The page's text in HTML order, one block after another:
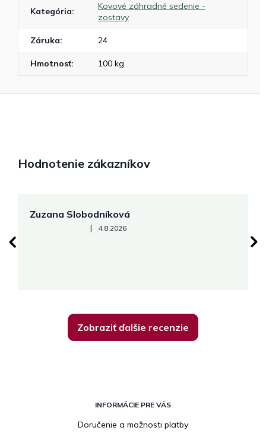
Kategória:
Kovové záhradné sedenie -
zostavy
Záruka: 24
Hmotnosť: 100 kg
Hodnotenie zákazníkov
Zuzana Slobodníková
Hodnotenie obchodu je 5 z 5 hviezdičiek.
| 4.8.2026
Zobraziť ďalšie recenzie
INFORMÁCIE PRE VÁS
Doručenie a možnosti platby